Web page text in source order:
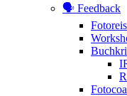
🗣 Feedback